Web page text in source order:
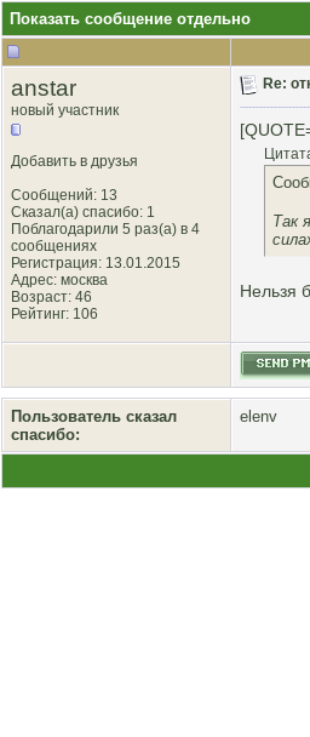
Показать сообщение отдельно
anstar
новый участник
Добавить в друзья
Сообщений: 13
Сказал(а) спасибо: 1
Поблагодарили 5 раз(а) в 4
сообщениях
Регистрация: 13.01.2015
Адрес: москва
Возраст: 46
Рейтинг: 106
Re:
Так
Нельзя
Пользователь сказал
cпасибо:
elenv